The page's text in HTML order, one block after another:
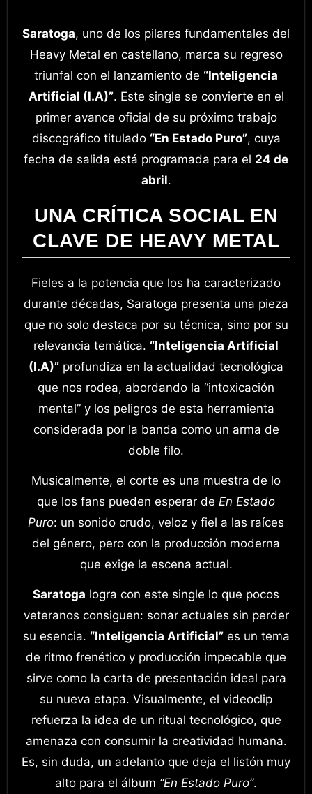
Saratoga, uno de los pilares fundamentales del
Heavy Metal en castellano, marca su regreso
triunfal con el lanzamiento de “Inteligencia
Artificial (I.A)”. Este single se convierte en el
primer avance oficial de su próximo trabajo
discográfico titulado “En Estado Puro”, cuya
fecha de salida está programada para el 24 de
abril.
UNA CRÍTICA SOCIAL EN
CLAVE DE HEAVY METAL
Fieles a la potencia que los ha caracterizado
durante décadas, Saratoga presenta una pieza
que no solo destaca por su técnica, sino por su
relevancia temática. “Inteligencia Artificial
(I.A)” profundiza en la actualidad tecnológica
que nos rodea, abordando la “intoxicación
mental” y los peligros de esta herramienta
considerada por la banda como un arma de
doble filo.
Musicalmente, el corte es una muestra de lo
que los fans pueden esperar de En Estado
Puro: un sonido crudo, veloz y fiel a las raíces
del género, pero con la producción moderna
que exige la escena actual.
Saratoga logra con este single lo que pocos
veteranos consiguen: sonar actuales sin perder
su esencia. “Inteligencia Artificial”es un tema
de ritmo frenético y producción impecable que
sirve como la carta de presentación ideal para
su nueva etapa. Visualmente, el videoclip
refuerza la idea de un ritual tecnológico, que
amenaza con consumir la creatividad humana.
Es, sin duda, un adelanto que deja el listón muy
alto para el álbum “En Estado Puro”.